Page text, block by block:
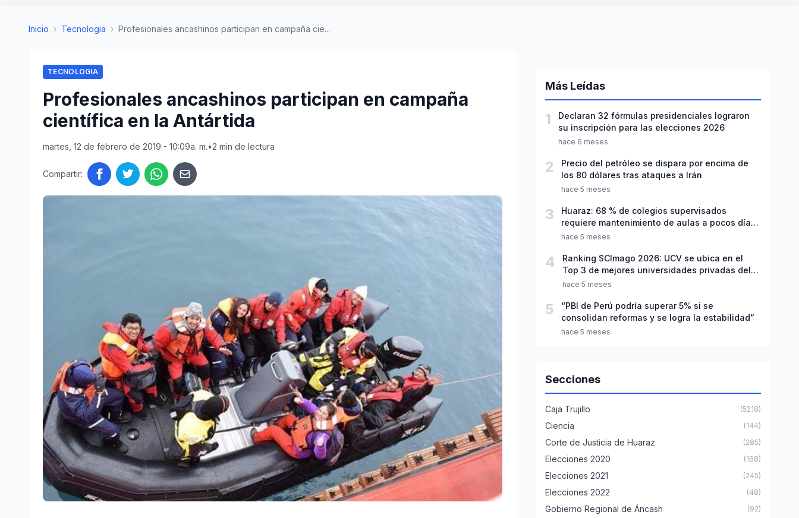
Inicio › Tecnologia › Profesionales ancashinos participan en campaña cie...
TECNOLOGIA
Profesionales ancashinos participan en campaña
científica en la Antártida
martes, 12 de febrero de 2019 - 10:09a. m.•2 min de lectura
Compartir:
Más Leídas
1
Declaran 32 fórmulas presidenciales lograron
su inscripción para las elecciones 2026
hace 6 meses
2
Precio del petróleo se dispara por encima de
los 80 dólares tras ataques a Irán
hace 5 meses
3
Huaraz: 68 % de colegios supervisados
requiere mantenimiento de aulas a pocos días
de inicio del año escolar 2026
hace 5 meses
4
Ranking SCImago 2026: UCV se ubica en el
Top 3 de mejores universidades privadas del
Perú
hace 5 meses
5
“PBI de Perú podría superar 5% si se
consolidan reformas y se logra la estabilidad”
hace 5 meses
Secciones
Caja Trujillo (5218)
Ciencia (144)
Corte de Justicia de Huaraz (285)
Elecciones 2020 (168)
Elecciones 2021 (245)
Elecciones 2022 (48)
Gobierno Regional de Áncash (92)